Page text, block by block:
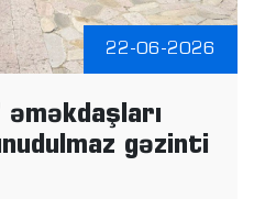
22-06-2026
əməkdaşları
gəzinti